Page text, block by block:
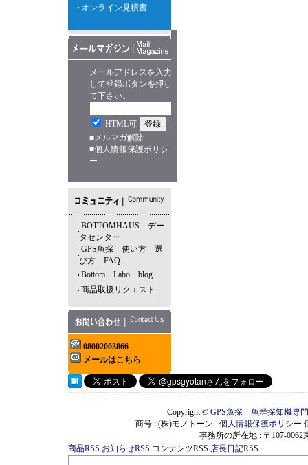
オンライン見積書
メールアドレスを入力
して登録ボタンを押し
て下さい。
HTML可
■メルマガ解除
■個人情報保護ポリシ
ー
BOTTOMHAUS デー
タセンター
GPS魚探 使い方 選
び方 FAQ
Bottom Labo blog
商品取扱リクエスト
08002003866
メールはこちら
Copyright © GPS魚探 魚群探知機専
商号 : (株)モノトーン 個人情報保護ポリシー
事務所の所在地 : 〒107-
商品RSS お知らせRSS コンテンツRSS 店長日記RSS